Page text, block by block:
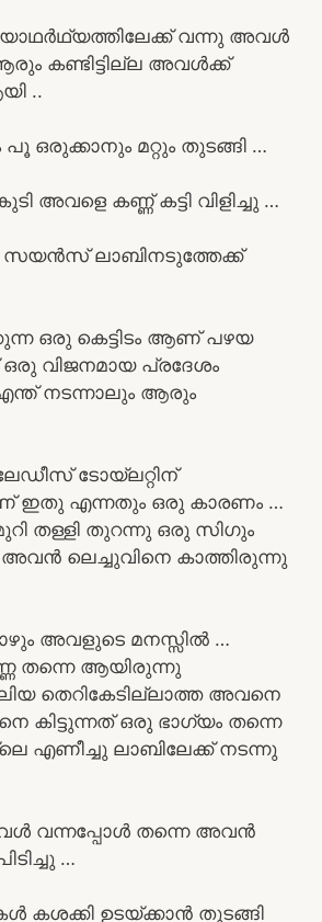
വന്നു അവൾ
കണ്ടിട്ടില്ല അവൾക്ക്
..
ഒരുക്കാനും മറ്റും തുടങ്ങി …
അവളെ കണ്ണ് കട്ടി വിളിച്ചു …
സയൻസ് ലാബിനടുത്തേക്ക്
ഒരു കെട്ടിടം ആണ് പഴയ
വിജനമായ പ്രദേശം
നടന്നാലും ആരും
ടോയ്ലറ്റിന്
ഇതു എന്നതും ഒരു കാരണം …
തള്ളി തുറന്നു ഒരു സിഗും
ലെച്ചുവിനെ കാത്തിരുന്നു
അവളുടെ മനസ്സിൽ …
തന്നെ ആയിരുന്നു
തെറികേടില്ലാത്ത അവനെ
കിട്ടുന്നത് ഒരു ഭാഗ്യം തന്നെ
എണീച്ചു ലാബിലേക്ക് നടന്നു
വന്നപ്പോൾ തന്നെ അവൻ
…
കശക്കി ഉടയ്ക്കാൻ തുടങ്ങി